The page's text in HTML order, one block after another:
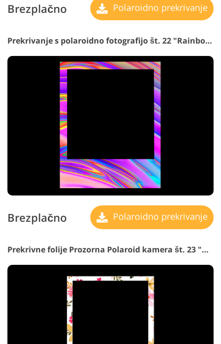
Brezplačno Polaroidno prekrivanje
Prekrivanje s polaroidno fotografijo št. 22 "Rainbow"
Brezplačno Polaroidno prekrivanje
Prekrivne folije Prozorna Polaroid kamera št. 23 "Beautiful Flowers"